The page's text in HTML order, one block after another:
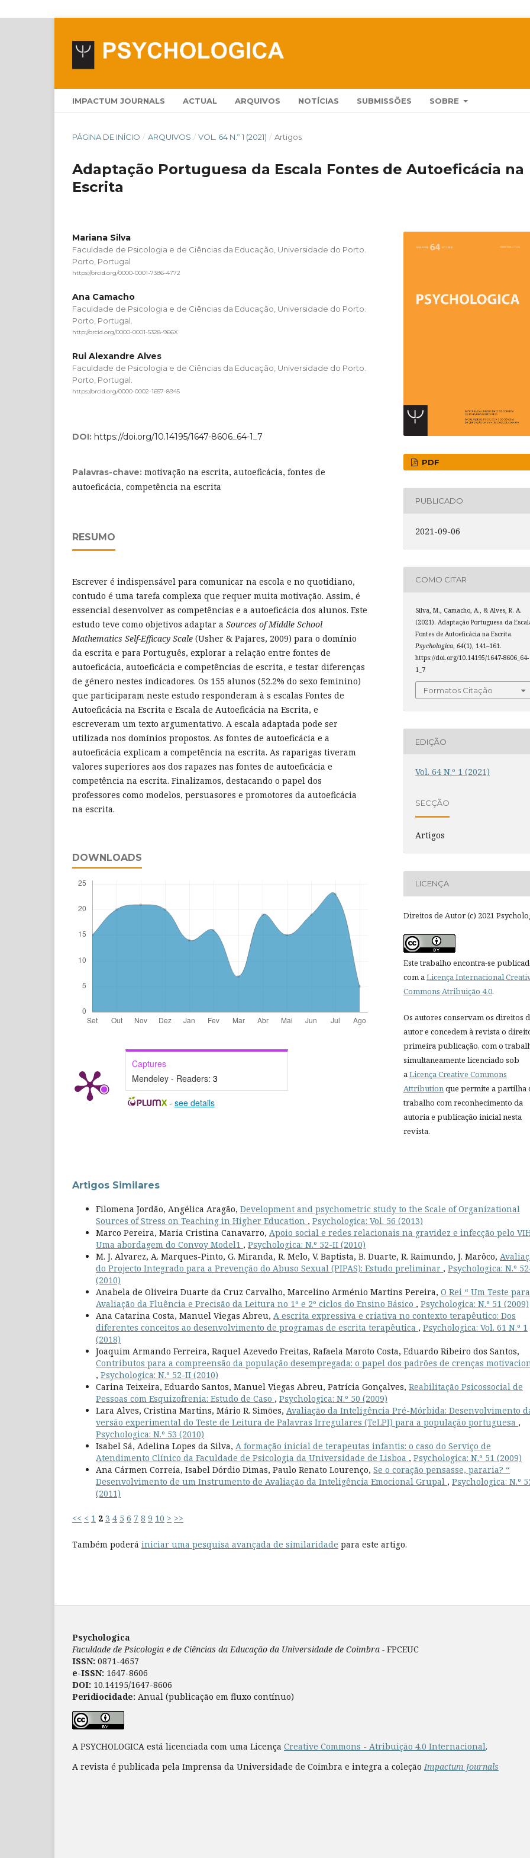
IMPACTUM JOURNALS ACTUAL ARQUIVOS NOTÍCIAS SUBMISSÕES SOBRE
PÁGINA DE INÍCIO / ARQUIVOS / VOL. 64 N.º 1 (2021) / Artigos
Adaptação Portuguesa da Escala Fontes de Autoeficácia na
Escrita
Mariana Silva
Faculdade de Psicologia e de Ciências da Educação, Universidade do Porto.
Porto, Portugal
https://orcid.org/0000-0001-7386-4772
Ana Camacho
Faculdade de Psicologia e de Ciências da Educação, Universidade do Porto.
Porto, Portugal.
http://orcid.org/0000-0001-5328-966X
Rui Alexandre Alves
Faculdade de Psicologia e de Ciências da Educação, Universidade do Porto.
Porto, Portugal.
https://orcid.org/0000-0002-1657-8945
DOI: https://doi.org/10.14195/1647-8606_64-1_7
Palavras-chave: motivação na escrita, autoeficácia, fontes de
autoeficácia, competência na escrita
RESUMO
Escrever é indispensável para comunicar na escola e no quotidiano,
contudo é uma tarefa complexa que requer muita motivação. Assim, é
essencial desenvolver as competências e a autoeficácia dos alunos. Este
estudo teve como objetivos adaptar a Sources of Middle School
Mathematics Self-Efficacy Scale (Usher & Pajares, 2009) para o domínio
da escrita e para Português, explorar a relação entre fontes de
autoeficácia, autoeficácia e competências de escrita, e testar diferenças
de género nestes indicadores. Os 155 alunos (52.2% do sexo feminino)
que participaram neste estudo responderam à s escalas Fontes de
Autoeficácia na Escrita e Escala de Autoeficácia na Escrita, e
escreveram um texto argumentativo. A escala adaptada pode ser
utilizada nos domínios propostos. As fontes de autoeficácia e a
autoeficácia explicam a competência na escrita. As raparigas tiveram
valores superiores aos dos rapazes nas fontes de autoeficácia e
competência na escrita. Finalizamos, destacando o papel dos
professores como modelos, persuasores e promotores da autoeficácia
na escrita.
DOWNLOADS
Captures
Mendeley - Readers: 3
- see details
PDF
PUBLICADO
2021-09-06
COMO CITAR
Silva, M., Camacho, A., & Alves, R. A.
(2021). Adaptação Portuguesa da
Fontes de Autoeficácia na Escrita.
Psychologica,64(1), 141–161.
https://doi.org/10.14195/1647-8606_64-
1_7
Formatos Citação
EDIÇÃO
Vol. 64 N.º 1 (2021)
SECÇÃO
Artigos
LICENÇA
Direitos de Autor (c) 2021
Este trabalho encontra-se
com a Licença Internacional
Commons Atribuição 4.0.
Os autores conservam os direitos
autor e concedem à revista o
primeira publicação, com o
simultaneamente licenciado sob
a Licença Creative Commons
Attribution que permite a partilha
trabalho com reconhecimento da
autoria e publicação inicial nesta
revista.
Artigos Similares
Filomena Jordão, Angélica Aragão, Development and psychometric study to the Scale of Organizational
Sources of Stress on Teaching in Higher Education , Psychologica: Vol. 56 (2013)
Marco Pereira, Maria Cristina Canavarro, Apoio social e redes relacionais na gravidez e infecção pelo
Uma abordagem do Convoy Model1 , Psychologica: N.º 52-II (2010)
M. J. Alvarez, A. Marques-Pinto, G. Miranda, R. Melo, V. Baptista, B. Duarte, R. Raimundo, J. Marôco,
do Projecto Integrado para a Prevenção do Abuso Sexual (PIPAS): Estudo preliminar , Psychologica: N.º
(2010)
Anabela de Oliveira Duarte da Cruz Carvalho, Marcelino Arménio Martins Pereira, O Rei “ Um Teste para
Avaliação da Fluência e Precisão da Leitura no 1º e 2º ciclos do Ensino Básico , Psychologica: N.º 51 (2009)
Ana Catarina Costa, Manuel Viegas Abreu, A escrita expressiva e criativa no contexto terapêutico: Dos
diferentes conceitos ao desenvolvimento de programas de escrita terapêutica , Psychologica: Vol. 61 N.º 1
(2018)
Joaquim Armando Ferreira, Raquel Azevedo Freitas, Rafaela Maroto Costa, Eduardo Ribeiro dos Santos,
Contributos para a compreensão da população desempregada: o papel dos padrões de crenças
, Psychologica: N.º 52-II (2010)
Carina Teixeira, Eduardo Santos, Manuel Viegas Abreu, Patrícia Gonçalves, Reabilitação Psicossocial de
Pessoas com Esquizofrenia: Estudo de Caso , Psychologica: N.º 50 (2009)
Lara Alves, Cristina Martins, Mário R. Simões, Avaliação da Inteligência Pré-Mórbida: Desenvolvimento
versão experimental do Teste de Leitura de Palavras Irregulares (TeLPI) para a população portuguesa ,
Psychologica: N.º 53 (2010)
Isabel Sá, Adelina Lopes da Silva, A formação inicial de terapeutas infantis: o caso do Serviço de
Atendimento Clínico da Faculdade de Psicologia da Universidade de Lisboa , Psychologica: N.º 51 (2009)
Ana Cármen Correia, Isabel Dórdio Dimas, Paulo Renato Lourenço, Se o coração pensasse, pararia? “
Desenvolvimento de um Instrumento de Avaliação da Inteligência Emocional Grupal , Psychologica: N.º
(2011)
<< < 1 2 3 4 5 6 7 8 9 10 > >>
Também poderá iniciar uma pesquisa avançada de similaridade para este artigo.
Psychologica
Faculdade de Psicologia e de Ciências da Educação da Universidade de Coimbra - FPCEUC
ISSN: 0871-4657
e-ISSN: 1647-8606
DOI: 10.14195/1647-8606
Peridiocidade: Anual (publicação em fluxo contínuo)
A PSYCHOLOGICA está licenciada com uma Licença Creative Commons - Atribuição 4.0 Internacional.
A revista é publicada pela Imprensa da Universidade de Coimbra e integra a coleção Impactum Journals